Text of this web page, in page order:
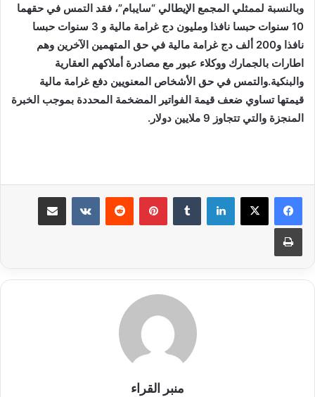
وبالنسبة لممثلي المجمع الإيطالي “سايبام”، فقد التمس في حقهما
10 سنوات حبسا نافذا ومليون دج غرامة مالية و 3 سنوات حبسا
نافذا و200 ألف دج غرامة مالية في حق المتهمين الآخرين وهم
اطارات بالجمارك ووكلاء عبور مع مصادرة أملاكهم العقارية
والبنكية.والتمس في حق الأشخاص المعنويين دفع غرامة مالية
قيمتها تساوي ضعف قيمة الفواتير المضخمة المحددة بموجب الخبرة
المنجزة والتي تتجاوز 9 ملايين دولار.
لينكدإن بينتيريست
طباعة
منبر القراء